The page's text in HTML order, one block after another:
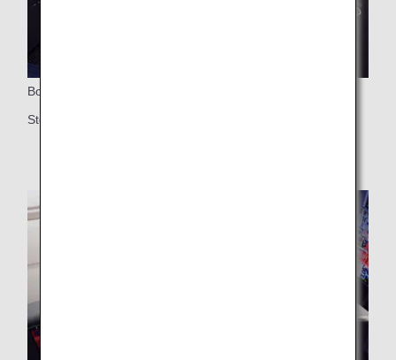
Bord
Stort bord